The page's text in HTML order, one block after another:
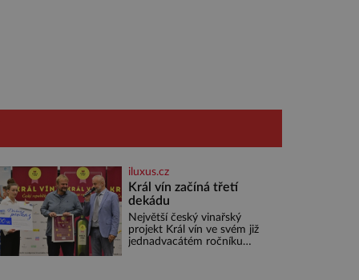
iluxus.cz
Král vín začíná třetí
dekádu
Největší český vinařský
projekt Král vín ve svém již
jednadvacátém ročníku